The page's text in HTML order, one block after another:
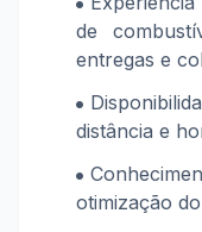
de
entregas e
distância e
otimização